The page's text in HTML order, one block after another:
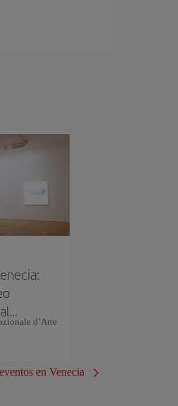
d’Arte
en Venecia